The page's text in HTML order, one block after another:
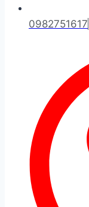
0982751617